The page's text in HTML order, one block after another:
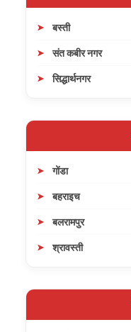
बस्ती
संत कबीर नगर
सिद्धार्थनगर
गोंडा
बहराइच
बलरामपुर
श्रावस्ती